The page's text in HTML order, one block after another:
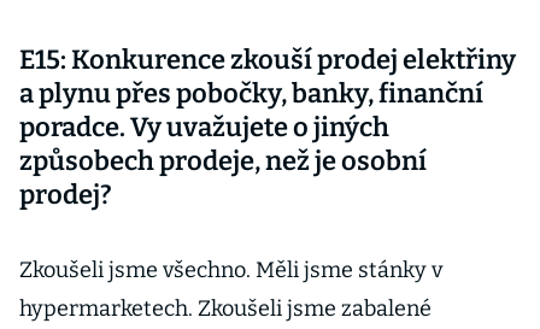
E15: Konkurence zkouší prodej elektřiny
a plynu přes pobočky, banky, finanční
poradce. Vy uvažujete o jiných
způsobech prodeje, než je osobní
prodej?
Zkoušeli jsme všechno. Měli jsme stánky v
hypermarketech. Zkoušeli jsme zabalené